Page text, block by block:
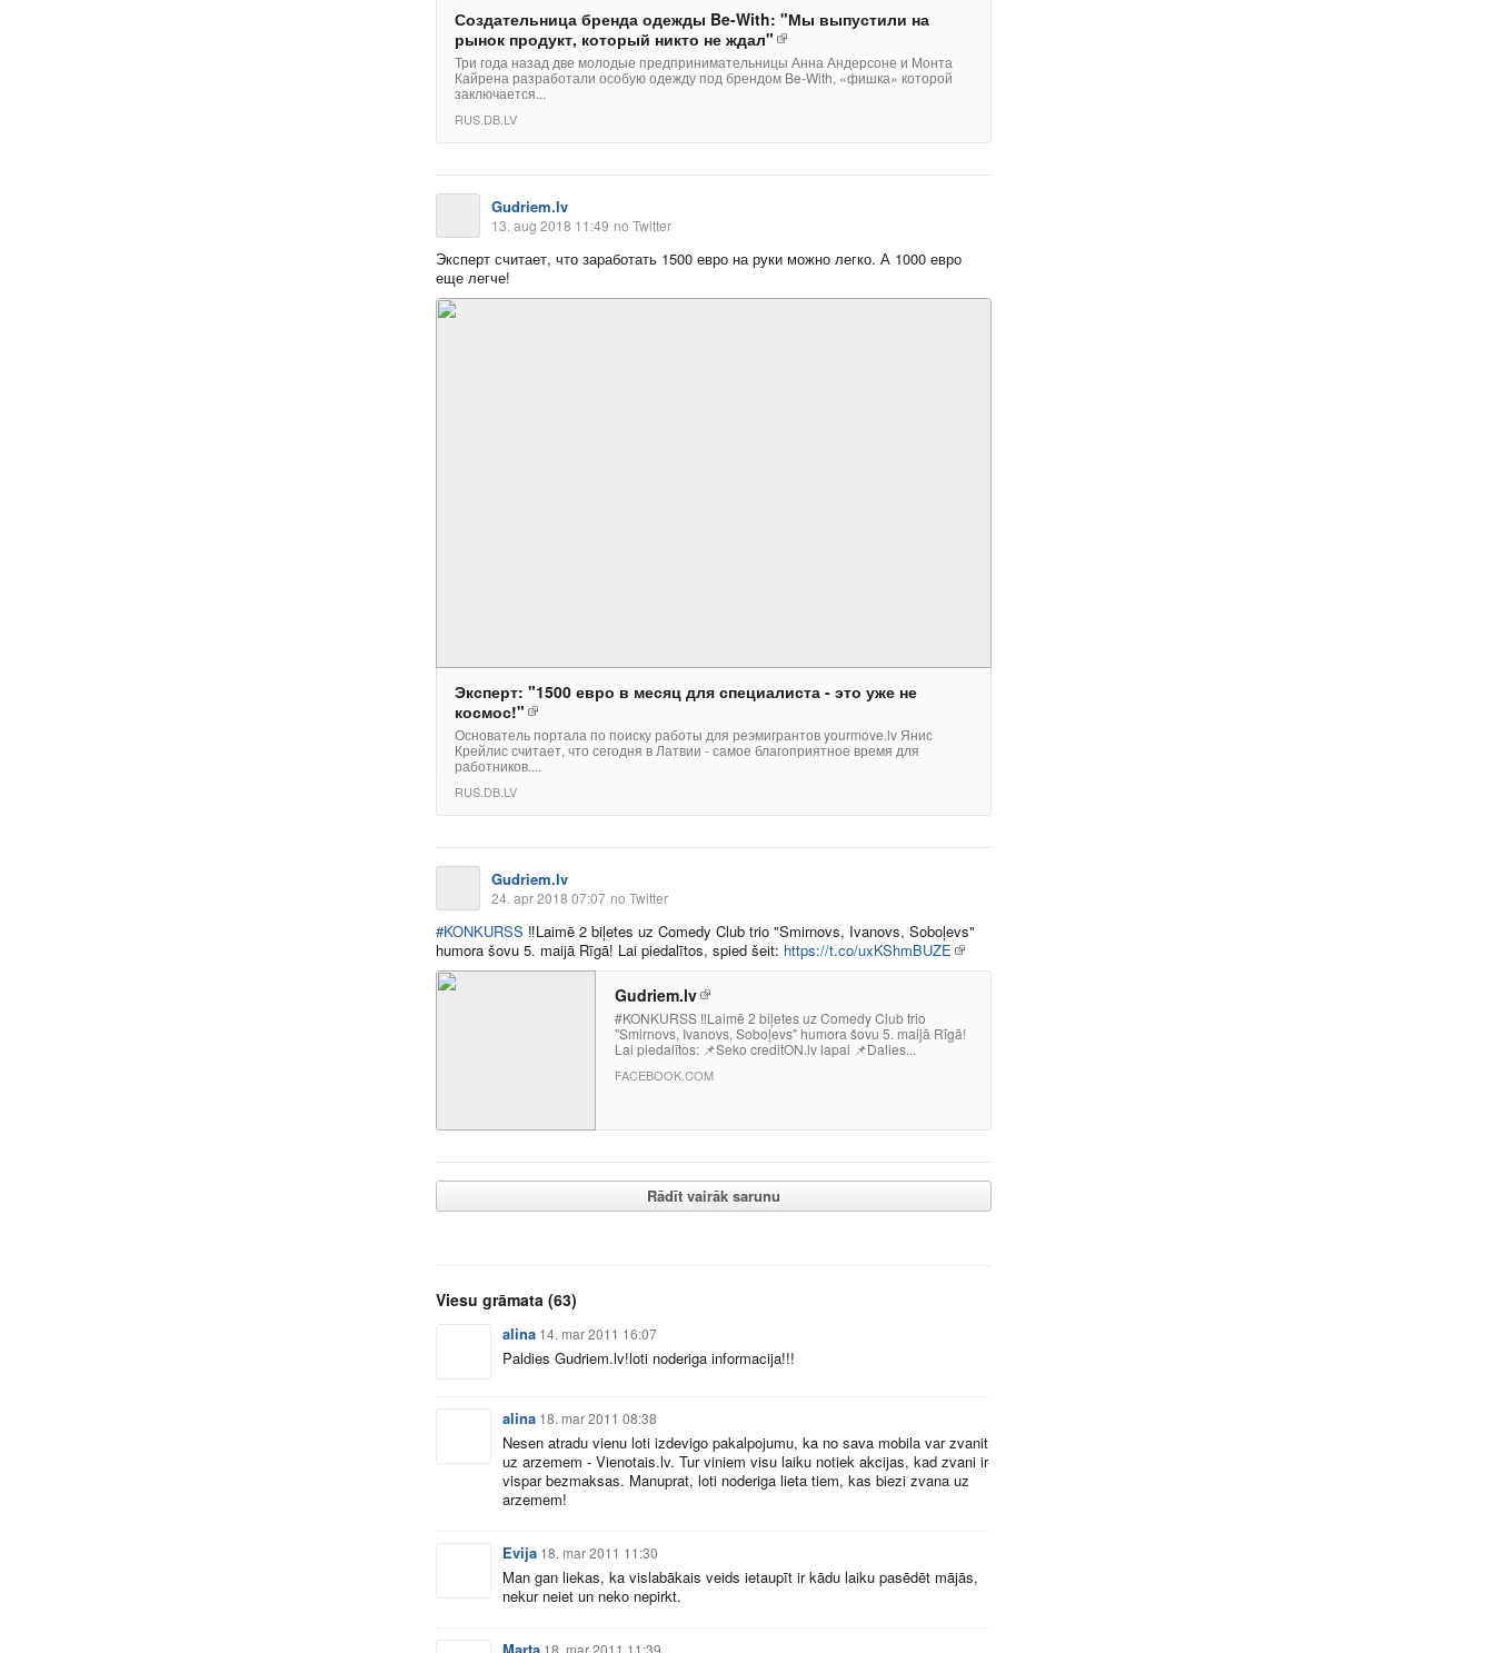
Создательница бренда одежды Be-With: "Мы выпустили на
рынок продукт, который никто не ждал"
Три года назад две молодые предпринимательницы Анна Андерсоне и Монта
Кайрена разработали особую одежду под брендом Be-With, «фишка» которой
заключается...
RUS.DB.LV
Gudriem.lv
13. aug 2018 11:49 no Twitter
Эксперт считает, что заработать 1500 евро на руки можно легко. А 1000 евро
еще легче!
Эксперт: "1500 евро в месяц для специалиста - это уже не
космос!"
Основатель портала по поиску работы для реэмигрантов yourmove.lv Янис
Крейлис считает, что сегодня в Латвии - самое благоприятное время для
работников....
RUS.DB.LV
Gudriem.lv
24. apr 2018 07:07 no Twitter
#KONKURSS ‼️Laimē 2 biļetes uz Comedy Club trio "Smirnovs, Ivanovs, Soboļevs"
humora šovu 5. maijā Rīgā! Lai piedalītos, spied šeit: https://t.co/uxKShmBUZE
Gudriem.lv
#KONKURSS ‼️Laimē 2 biļetes uz Comedy Club trio
"Smirnovs, Ivanovs, Soboļevs" humora šovu 5. maijā Rīgā!
Lai piedalītos: 📌Seko creditON.lv lapai 📌Dalies...
FACEBOOK.COM
Rādīt vairāk sarunu
Viesu grāmata (63)
alina 14. mar 2011 16:07
Paldies Gudriem.lv!loti noderiga informacija!!!
alina 18. mar 2011 08:38
Nesen atradu vienu loti izdevigo pakalpojumu, ka no sava mobila var zvanit
uz arzemem - Vienotais.lv. Tur viniem visu laiku notiek akcijas, kad zvani ir
vispar bezmaksas. Manuprat, loti noderiga lieta tiem, kas biezi zvana uz
arzemem!
Evija 18. mar 2011 11:30
Man gan liekas, ka vislabākais veids ietaupīt ir kādu laiku pasēdēt mājās,
nekur neiet un neko nepirkt.
18. mar 2011 11:39